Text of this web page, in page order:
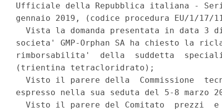
Ufficiale della Repubblica italiana -
gennaio 2019, (codice procedura EU/1/17/
Vista la domanda presentata in data 3
societa' GMP-Orphan SA ha chiesto la
rimborsabilita'  della  suddetta
(trientina tetracloridrato);
Visto il parere della  Commissione
espresso nella sua seduta del 5-8 marzo
Visto il parere del Comitato  prezzi